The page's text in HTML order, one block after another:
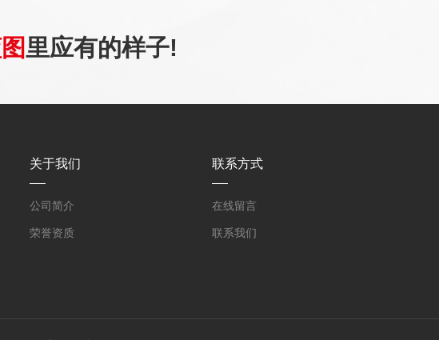
里应有的样子!
关于我们
公司简介
荣誉资质
联系方式
在线留言
联系我们